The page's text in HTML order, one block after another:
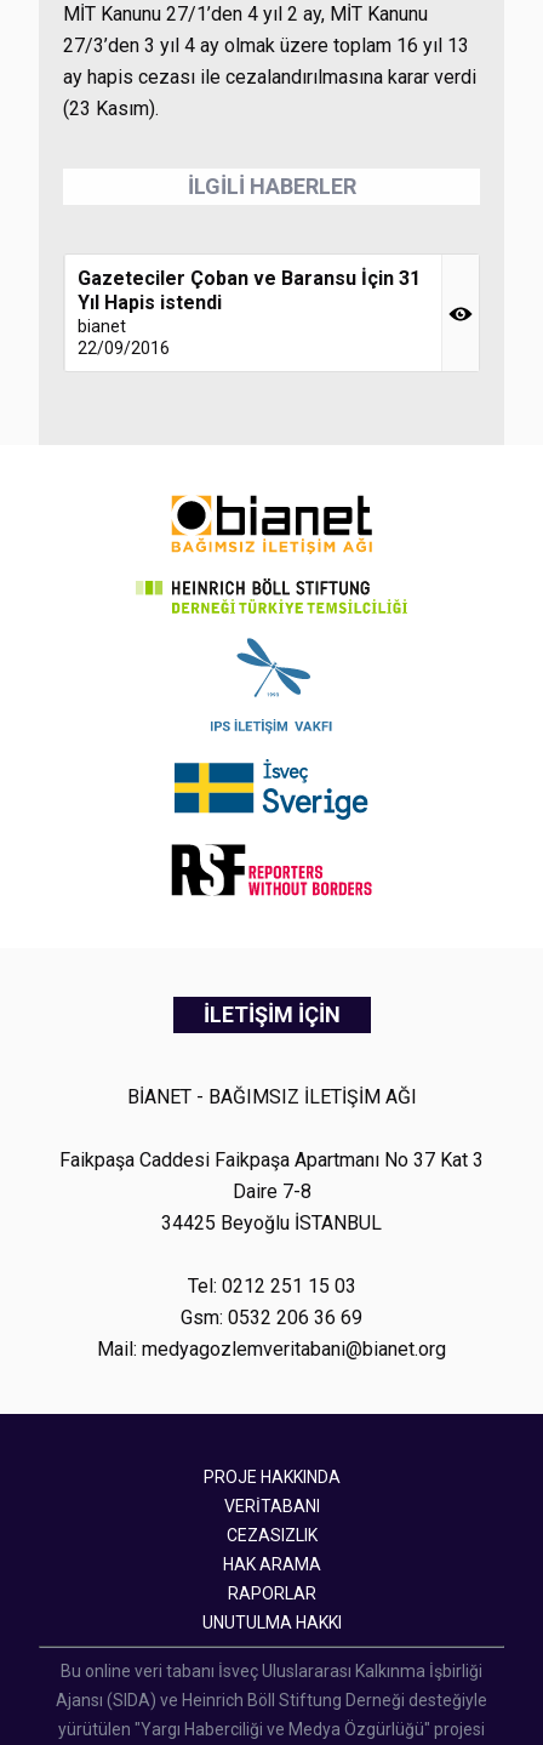
MİT Kanunu 27/1’den 4 yıl 2 ay, MİT Kanunu
27/3’den 3 yıl 4 ay olmak üzere toplam 16 yıl 13
ay hapis cezası ile cezalandırılmasına karar verdi
(23 Kasım).
İLGİLİ HABERLER
Gazeteciler Çoban ve Baransu İçin 31
Yıl Hapis istendi
bianet
22/09/2016
İLETİŞİM İÇİN
BİANET - BAĞIMSIZ İLETİŞİM AĞI
Faikpaşa Caddesi Faikpaşa Apartmanı No 37 Kat 3
Daire 7-8
34425 Beyoğlu İSTANBUL
Tel: 0212 251 15 03
Gsm: 0532 206 36 69
Mail: medyagozlemveritabani@bianet.org
PROJE HAKKINDA
VERİTABANI
CEZASIZLIK
HAK ARAMA
RAPORLAR
UNUTULMA HAKKI
Bu online veri tabanı İsveç Uluslararası Kalkınma İşbirliği
Ajansı (SIDA) ve Heinrich Böll Stiftung Derneği desteğiyle
yürütülen "Yargı Haberciliği ve Medya Özgürlüğü" projesi